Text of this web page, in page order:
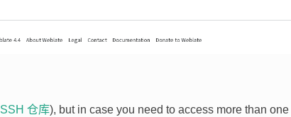
SSH 仓库), but in case you need to access more than one